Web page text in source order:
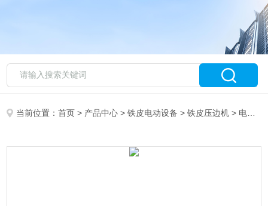
当前位置：首页 > 产品中心 >铁皮电动设备 >铁皮压边机 > 电动压边机的主要性能介绍